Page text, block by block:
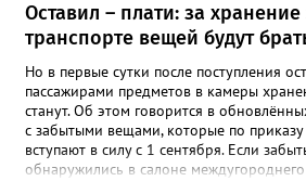
Оставил – плати: за
транспорте вещей будут
Но в первые сутки после поступления
пассажирами предметов в камеры
станут. Об этом говорится в
с забытыми вещами, которые по
вступают в силу с 1 сентября. Если
обнаружились в салоне